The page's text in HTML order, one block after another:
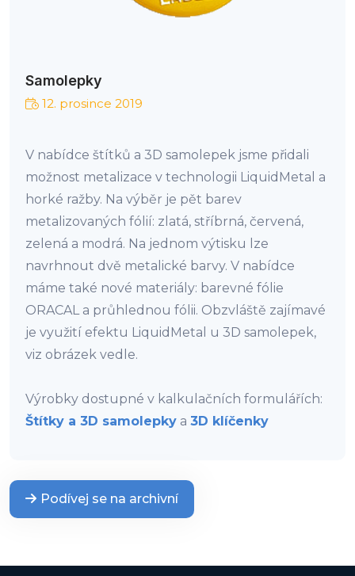
Samolepky
12. prosince 2019
V nabídce štítků a 3D samolepek jsme přidali
možnost metalizace v technologii LiquidMetal a
horké ražby. Na výběr je pět barev
metalizovaných fólií: zlatá, stříbrná, červená,
zelená a modrá. Na jednom výtisku lze
navrhnout dvě metalické barvy. V nabídce
máme také nové materiály: barevné fólie
ORACAL a průhlednou fólii. Obzvláště zajímavé
je využití efektu LiquidMetal u 3D samolepek,
viz obrázek vedle.
Výrobky dostupné v kalkulačních formulářích:
Štítky a 3D samolepky a 3D klíčenky
Podívej se na archivní